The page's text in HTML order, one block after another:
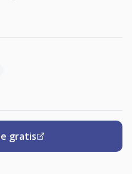
gratis